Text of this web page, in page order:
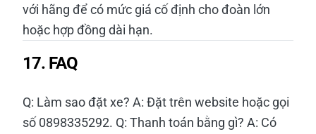
với hãng để có mức giá cố định cho đoàn lớn
hoặc hợp đồng dài hạn.
17. FAQ
Q: Làm sao đặt xe? A: Đặt trên website hoặc gọi
số 0898335292. Q: Thanh toán bằng gì? A: Có